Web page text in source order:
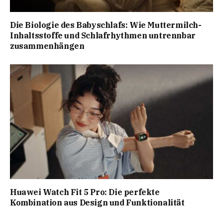
Die Biologie des Babyschlafs: Wie Muttermilch-
Inhaltsstoffe und Schlafrhythmen untrennbar
zusammenhängen
Huawei Watch Fit 5 Pro: Die perfekte
Kombination aus Design und Funktionalität